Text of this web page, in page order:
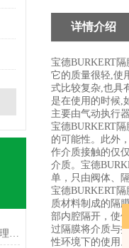
德国BURKERT宝德隔膜阀的密封原理，隔膜阀的基本组成
详情介绍
宝德BURKERT
它的质量很轻,使
式比较复杂,也具
是在使用的时候,
主要由气动执行
宝德BURKERT
的可能性。此外
作介质接触的仅
介质。宝德
单，只由阀体、
宝德BURKERT
质材料制成的隔
部内腔隔开，使
过隔膜将介质与
性环境下的使用